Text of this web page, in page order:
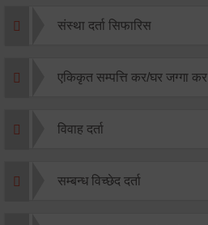
संस्था दर्ता सिफारिस
एकिकृत सम्पत्ति कर/घर जग्गा कर
विवाह दर्ता
सम्बन्ध विच्छेद दर्ता